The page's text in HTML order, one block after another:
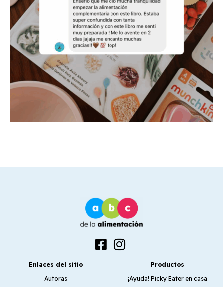
Enlaces del sitio
Autoras
Productos
¡Ayuda! Picky Eater en casa